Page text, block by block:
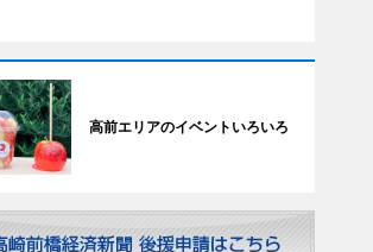
高前エリアのイベントいろいろ